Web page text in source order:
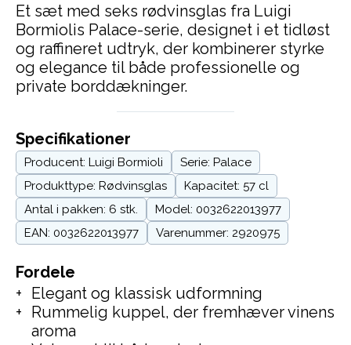
Et sæt med seks rødvinsglas fra Luigi
Bormiolis Palace-serie, designet i et tidløst
og raffineret udtryk, der kombinerer styrke
og elegance til både professionelle og
private borddækninger.
Fordele
Elegant og klassisk udformning
Rummelig kuppel, der fremhæver vinens
aroma
Specifikationer
Producent: Luigi Bormioli
Serie: Palace
Produkttype: Rødvinsglas
Kapacitet: 57 cl
Antal i pakken: 6 stk.
Model: 0032622013977
EAN: 0032622013977
Varenummer: 2920975